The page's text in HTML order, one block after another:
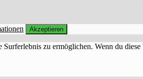
Akzeptieren
zu ermöglichen. Wenn du